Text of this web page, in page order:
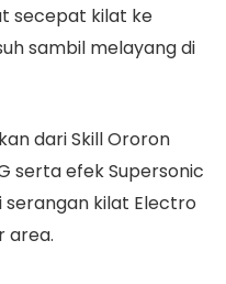
secepat kilat ke
sambil melayang di
dari Skill Ororon
serta efek Supersonic
serangan kilat Electro
area.